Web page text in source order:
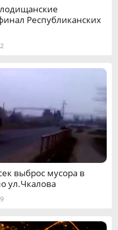
Республиканских
2
выброс мусора в
ул.Чкалова
9